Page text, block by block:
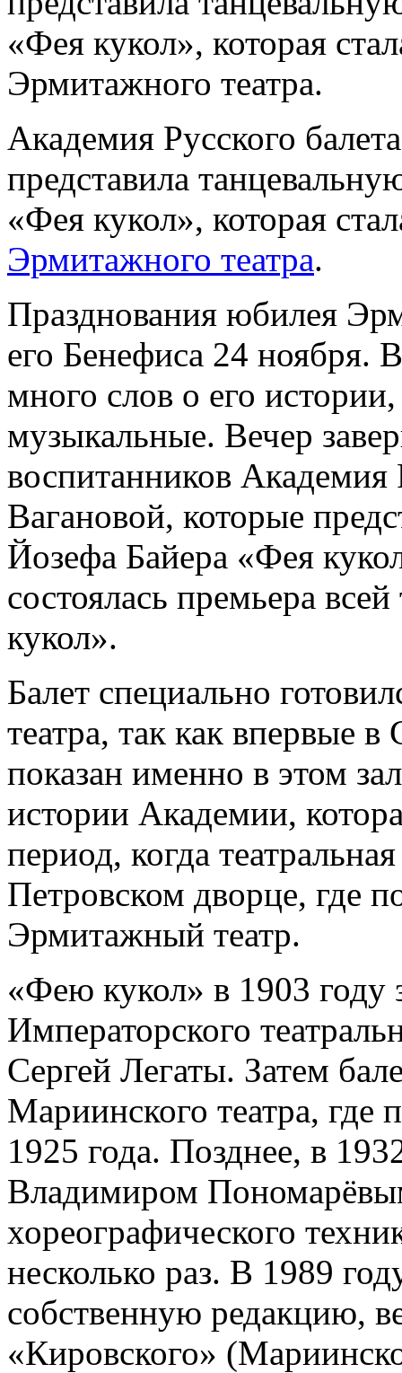
«Фея кукол», которая
Эрмитажного театра.
Академия Русского
представила
«Фея кукол», которая
Эрмитажного театра.
Празднования юбилея
его Бенефиса 24 ноября.
много слов о его
музыкальные. Вечер
воспитанников
Вагановой, которые
Йозефа Байера «Фея
состоялась премьера
кукол».
Балет специально
театра, так как впервые
показан именно в этом
истории Академии,
период, когда
Петровском дворце, где
Эрмитажный театр.
«Фею кукол» в 1903 году
Императорского
Сергей Легаты. Затем
Мариинского театра, где
1925 года. Позднее, в
Владимиром
хореографического
несколько раз. В 1989
собственную редакцию,
«Кировского»